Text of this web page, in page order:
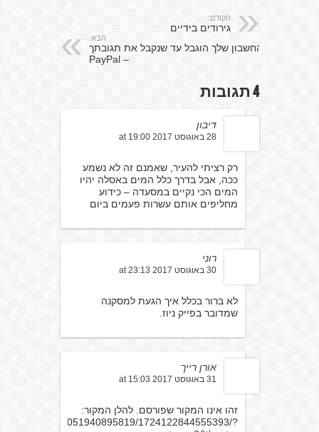
הקודם:
גירודים בידיים
הבא:
החשבון שלך הוגבל עד שנקבל את תגובתך
– PayPal
4 תגובות
דיבון
28 באוגוסט 2017 at 19:00
רק רציתי להעיר, שאמנם זה לא נשמע
ככה, אבל בדרך כלל המים באסלה יהיו
המים הכי נקיים במסעדה – כידוע
מחליפים אותם עשרות פעמים ביום
רוני
30 באוגוסט 2017 at 23:13
לא ברור בכלל איך הגעת למסקנה
שמדובר בפייק ניוז.
אורן רייך
31 באוגוסט 2017 at 15:03
זהו אינו המקור שפורסם. להלן המקור:
1724122844555393/?